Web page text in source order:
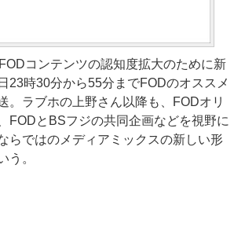
コンテンツの認知度拡大のために新
23時30分から55分までFODのオススメ
。ラブホの上野さん以降も、FODオリ
FODとBSフジの共同企画などを視野に
らではのメディアミックスの新しい形
う。